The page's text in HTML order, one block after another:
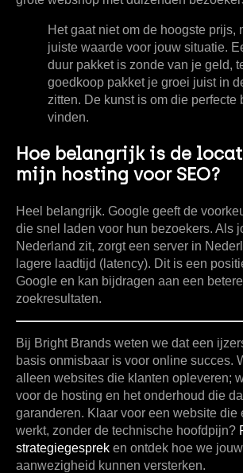
Het gaat niet om de hoogste prijs,
juiste waarde voor jouw situatie.
duur pakket is zonde van je geld,
goedkoop pakket je groei juist in
zitten. De kunst is om die perfecte
vinden.
Hoe belangrijk is de
mijn hosting voor SEO?
Heel belangrijk. Google geeft de
die snel laden voor hun bezoekers. Als
Nederland zit, zorgt een server in
lagere laadtijd (latency). Dit is een
Google en kan bijdragen aan een
zoekresultaten.
Bij Bright Brands weten we dat een
basis onmisbaar is voor online succes.
alleen websites die klanten opleveren;
voor de hosting en het onderhoud die
garanderen. Klaar voor een website die
werkt, zonder de technische hoofdpijn?
strategiegesprek en ontdek hoe we
aanwezigheid kunnen versterken.